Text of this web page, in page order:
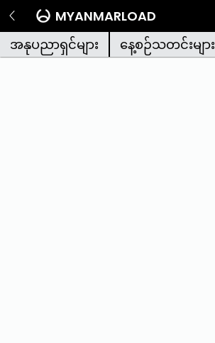
MYANMARLOAD
အနုပညာရှင်များ
နေ့စဉ်သတင်းများ